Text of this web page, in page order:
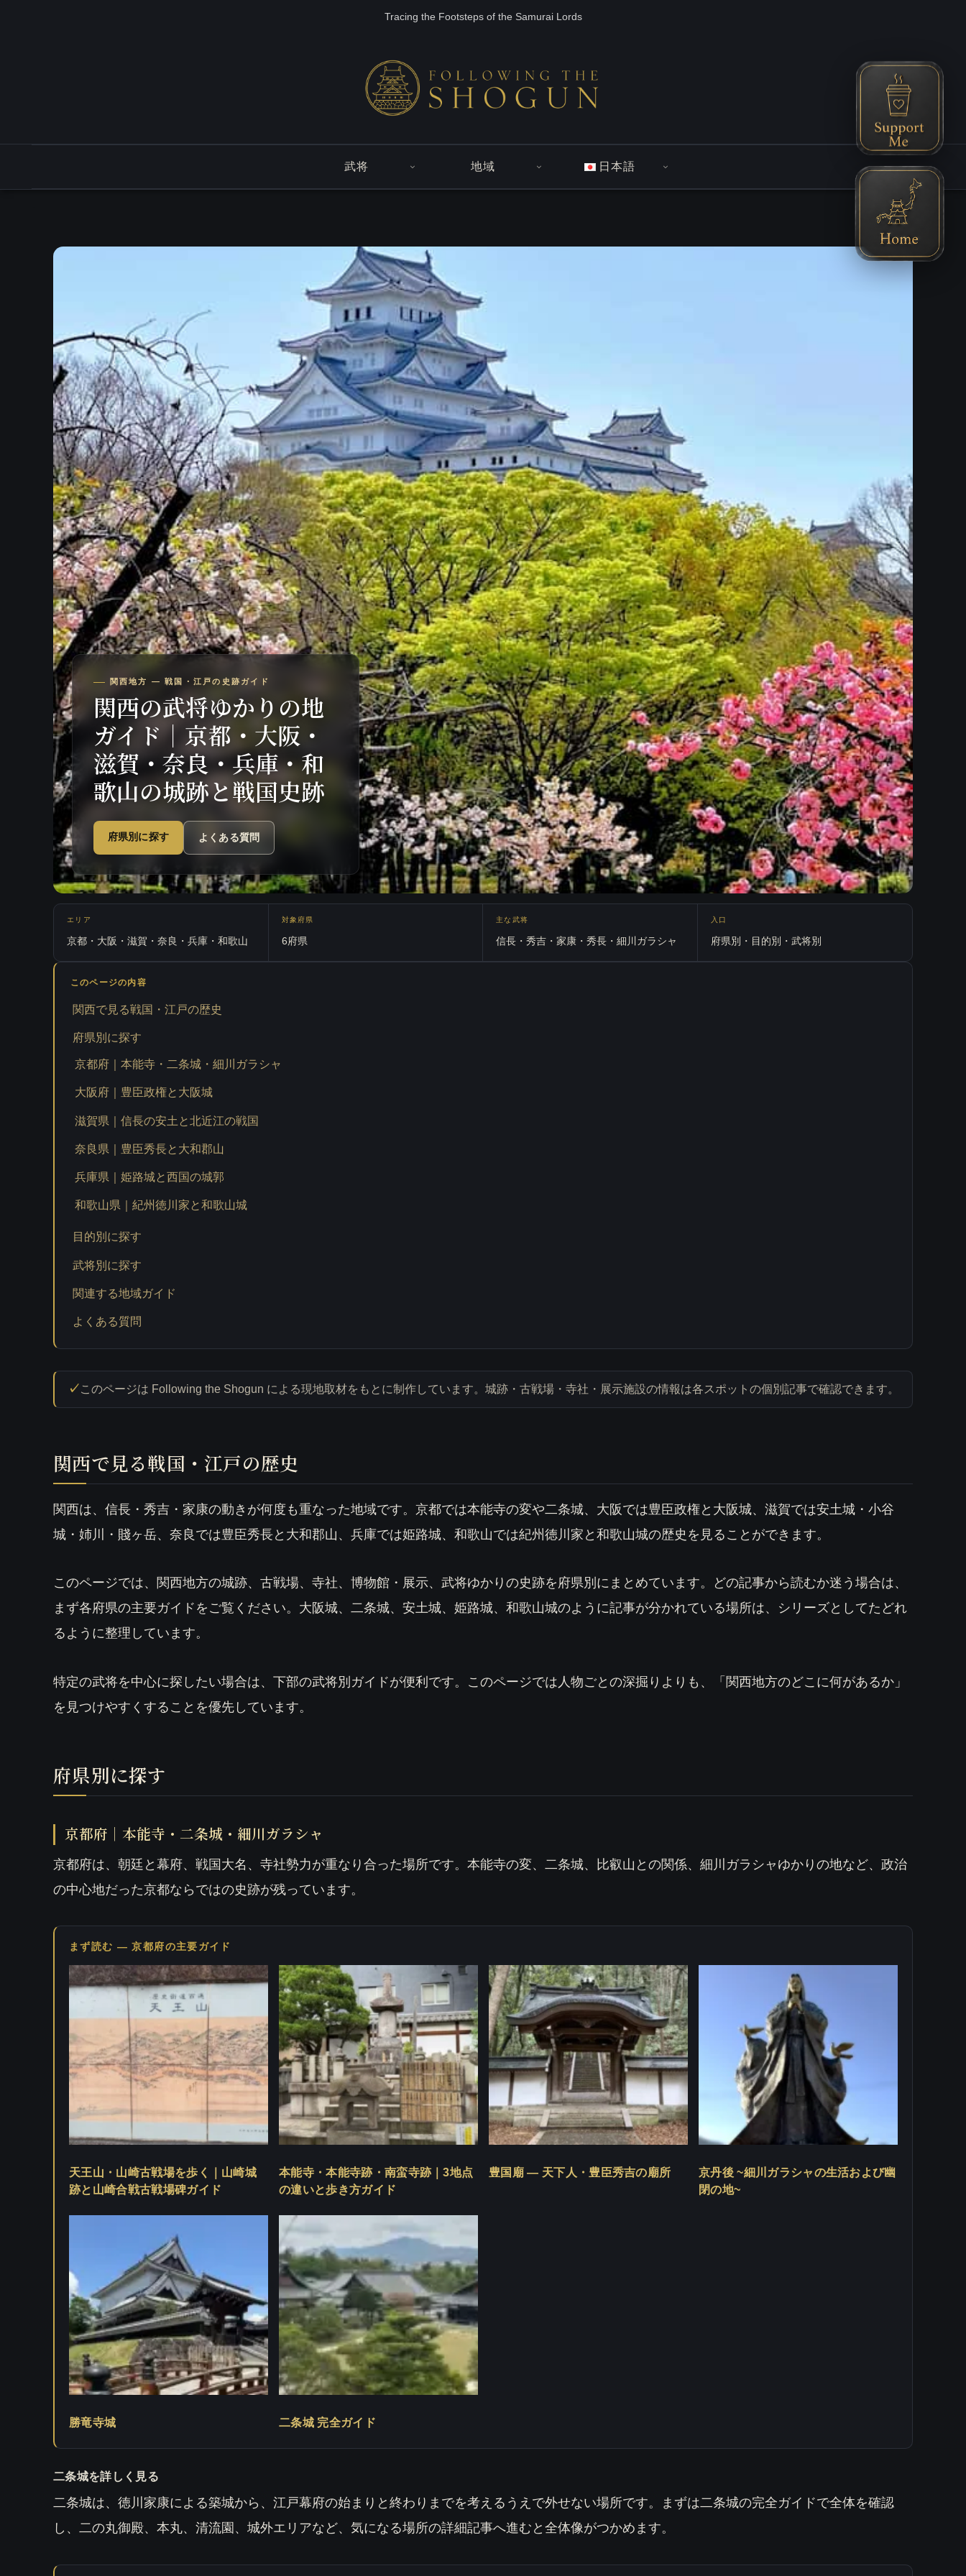
Tracing the Footsteps of the Samurai Lords
武将 地域 日本語
関西地方 — 戦国・江戸の史跡ガイド
関西の武将ゆかりの地
ガイド｜京都・大阪・
滋賀・奈良・兵庫・和
歌山の城跡と戦国史跡
府県別に探す よくある質問
エリア
京都・大阪・滋賀・奈良・兵庫・和歌山
対象府県
6府県
主な武将
信長・秀吉・家康・秀長・細川ガラシャ
入口
府県別・目的別・武将別
このページの内容
関西で見る戦国・江戸の歴史
府県別に探す
京都府｜本能寺・二条城・細川ガラシャ
大阪府｜豊臣政権と大阪城
滋賀県｜信長の安土と北近江の戦国
奈良県｜豊臣秀長と大和郡山
兵庫県｜姫路城と西国の城郭
和歌山県｜紀州徳川家と和歌山城
目的別に探す
武将別に探す
関連する地域ガイド
よくある質問
このページは Following the Shogun による現地取材をもとに制作しています。城跡・古戦場・寺社・展示施設の情報は各スポットの個別記事で確認できます。
関西で見る戦国・江戸の歴史
関西は、信長・秀吉・家康の動きが何度も重なった地域です。京都では本能寺の変や二条城、大阪では豊臣政権と大阪城、滋賀では安土城・小谷
城・姉川・賤ヶ岳、奈良では豊臣秀長と大和郡山、兵庫では姫路城、和歌山では紀州徳川家と和歌山城の歴史を見ることができます。
このページでは、関西地方の城跡、古戦場、寺社、博物館・展示、武将ゆかりの史跡を府県別にまとめています。どの記事から読むか迷う場合は、
まず各府県の主要ガイドをご覧ください。大阪城、二条城、安土城、姫路城、和歌山城のように記事が分かれている場所は、シリーズとしてたどれ
るように整理しています。
特定の武将を中心に探したい場合は、下部の武将別ガイドが便利です。このページでは人物ごとの深掘りよりも、「関西地方のどこに何があるか」
を見つけやすくすることを優先しています。
府県別に探す
京都府｜本能寺・二条城・細川ガラシャ
京都府は、朝廷と幕府、戦国大名、寺社勢力が重なり合った場所です。本能寺の変、二条城、比叡山との関係、細川ガラシャゆかりの地など、政治
の中心地だった京都ならではの史跡が残っています。
まず読む — 京都府の主要ガイド
天王山・山崎古戦場を歩く｜山崎城
跡と山崎合戦古戦場碑ガイド
本能寺・本能寺跡・南蛮寺跡｜3地点
の違いと歩き方ガイド
豊国廟 — 天下人・豊臣秀吉の廟所
京丹後 ~細川ガラシャの生活および幽
閉の地~
勝竜寺城 二条城 完全ガイド
二条城を詳しく見る
二条城は、徳川家康による築城から、江戸幕府の始まりと終わりまでを考えるうえで外せない場所です。まずは二条城の完全ガイドで全体を確認
し、二の丸御殿、本丸、清流園、城外エリアなど、気になる場所の詳細記事へ進むと全体像がつかめます。